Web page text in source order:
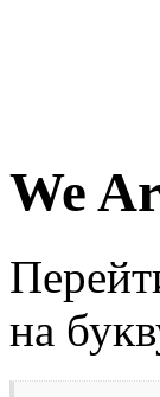
We
на